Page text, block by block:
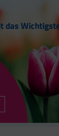
das